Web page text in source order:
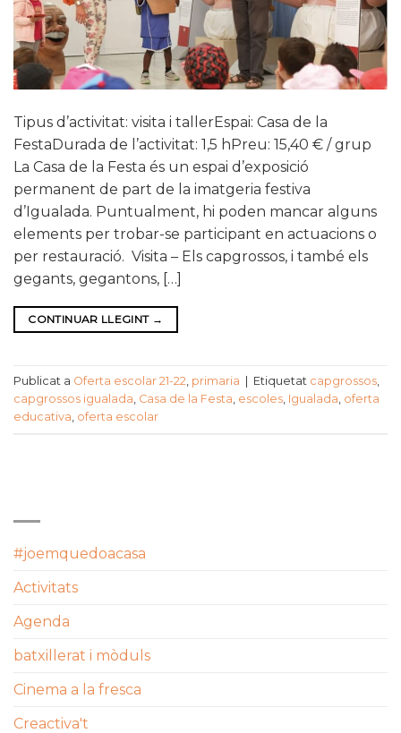
Tipus d’activitat: visita i tallerEspai: Casa de la
FestaDurada de l’activitat: 1,5 hPreu: 15,40 € / grup
La Casa de la Festa és un espai d’exposició
permanent de part de la imatgeria festiva
d’Igualada. Puntualment, hi poden mancar alguns
elements per trobar-se participant en actuacions o
per restauració. Visita – Els capgrossos, i també els
gegants, gegantons, […]
CONTINUAR LLEGINT →
Publicat a Oferta escolar 21-22 primaria | Etiquetat capgrossos
capgrossos igualada Casa de la Festa escoles Igualada oferta
educativa oferta escolar
#joemquedoacasa
Activitats
Agenda
batxillerat i mòduls
Cinema a la fresca
Creactiva't